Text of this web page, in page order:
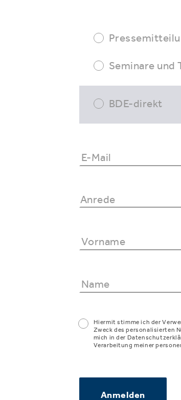
Seminare und
BDE-direkt
Hiermit stimme ich der
Zweck des personalisierten
mich in der
Verarbeitung meiner
Anmelden